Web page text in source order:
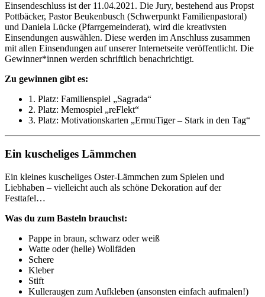
Einsendeschluss ist der 11.04.2021. Die Jury, bestehend aus Propst
Pottbäcker, Pastor Beukenbusch (Schwerpunkt Familienpastoral)
und Daniela Lücke (Pfarrgemeinderat), wird die kreativsten
Einsendungen auswählen. Diese werden im Anschluss zusammen
mit allen Einsendungen auf unserer Internetseite veröffentlicht. Die
Gewinner*innen werden schriftlich benachrichtigt.
Zu gewinnen gibt es:
1. Platz: Familienspiel „Sagrada“
2. Platz: Memospiel „reFlekt“
3. Platz: Motivationskarten „ErmuTiger – Stark in den Tag“
Ein kuscheliges Lämmchen
Ein kleines kuscheliges Oster-Lämmchen zum Spielen und
Liebhaben – vielleicht auch als schöne Dekoration auf der
Festtafel…
Was du zum Basteln brauchst:
Pappe in braun, schwarz oder weiß
Watte oder (helle) Wollfäden
Schere
Kleber
Stift
Kulleraugen zum Aufkleben (ansonsten einfach aufmalen!)